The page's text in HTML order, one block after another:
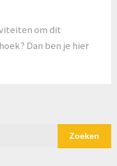
om dit
Dan ben je hier
Zoeken